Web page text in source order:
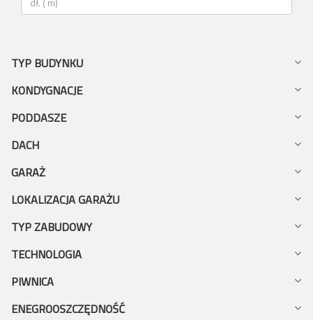
TYP BUDYNKU
KONDYGNACJE
PODDASZE
DACH
GARAŻ
LOKALIZACJA GARAŻU
TYP ZABUDOWY
TECHNOLOGIA
PIWNICA
ENEGROOSZCZĘDNOŚĆ